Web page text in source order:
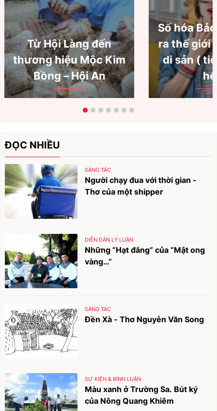
Từ Hội Làng đến
thương hiệu Mộc Kim
Bồng – Hội An
Số hóa
ra thế giới
di sản (
ĐỌC NHIỀU
SÁNG TÁC
Người chạy đua với thời gian -
Thơ của một shipper
DIỄN ĐÀN LÝ LUẬN
Những “Hạt đắng” của “Mật ong
vàng…”
SÁNG TÁC
Đền Xà - Thơ Nguyễn Văn Song
SỰ KIỆN & BÌNH LUẬN
Màu xanh ở Trường Sa. Bút ký
của Nông Quang Khiêm